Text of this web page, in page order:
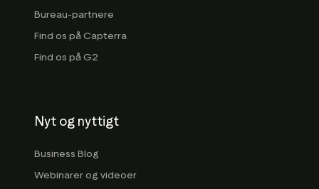
Bureau-partnere
Find os på Capterra
Find os på G2
Nyt og nyttigt
Business Blog
Webinarer og videoer